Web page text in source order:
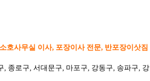
호사무실 이사, 포장이사 전문, 반포장이삿짐
종로구, 서대문구, 마포구, 강동구, 송파구, 강